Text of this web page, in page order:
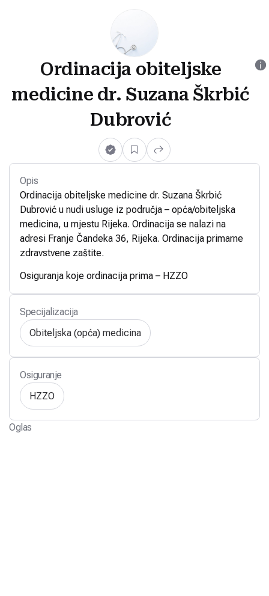
Ordinacija obiteljske
medicine dr. Suzana Škrbić
Dubrović
Opis
Ordinacija obiteljske medicine dr. Suzana Škrbić
Dubrović u nudi usluge iz područja – opća/obiteljska
medicina, u mjestu Rijeka. Ordinacija se nalazi na
adresi Franje Čandeka 36, Rijeka. Ordinacija primarne
zdravstvene zaštite.
Osiguranja koje ordinacija prima – HZZO
Specijalizacija
Obiteljska (opća) medicina
Osiguranje
HZZO
Oglas